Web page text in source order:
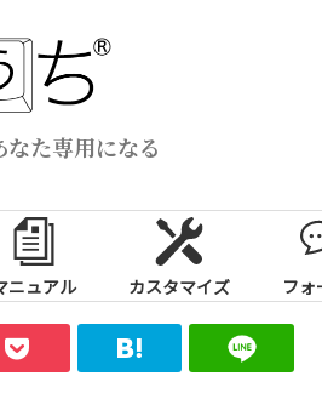
た専用になる
ニュアル カスタマイズ フォ